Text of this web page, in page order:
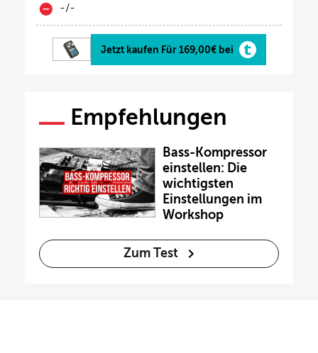
-/-
Jetzt kaufen Für 169,00€ bei
Empfehlungen
Bass-Kompressor
einstellen: Die
wichtigsten
Einstellungen im
Workshop
Zum Test